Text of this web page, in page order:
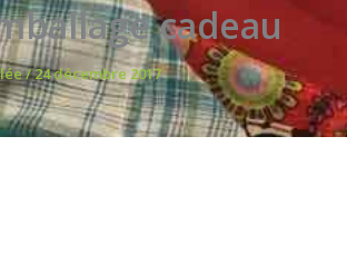
cadeau
/24 décembre 2017